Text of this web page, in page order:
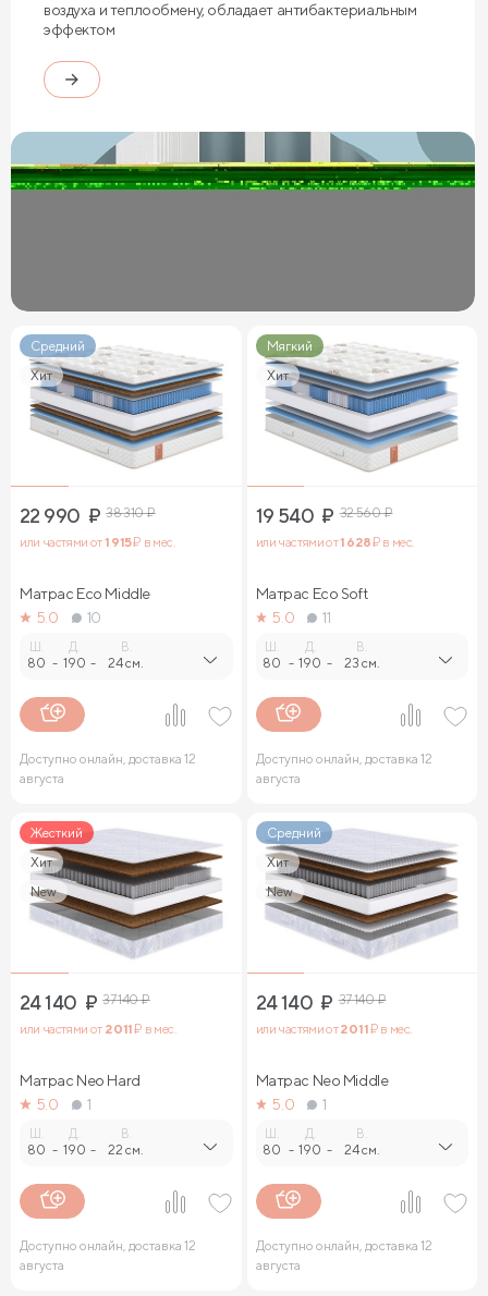
воздуха и теплообмену, обладает антибактериальным
эффектом
Средний
Хит
22 990 ₽ 38 310₽
или частями от1 915₽ в мес.
Матрас Eco Middle
5.0
10
80 -
Д.
190 -
В.
24 см.
Доступно онлайн, доставка 12
августа
Мягкий
Хит
19 540 ₽ 32 560₽
или частями от1 628₽ в мес.
Матрас Eco Soft
5.0
11
80 -
Д.
190 -
В.
23 см.
Доступно онлайн, доставка 12
августа
Жесткий
Хит
New
24 140 ₽ 37 140₽
или частями от 2 011₽ в мес.
Матрас Neo Hard
5.0
1
80 -
Д.
190 -
В.
22 см.
Доступно онлайн, доставка 12
августа
Средний
Хит
New
24 140 ₽ 37 140₽
или частями от2 011₽ в мес.
Матрас Neo Middle
5.0
1
80 -
Д.
190 -
В.
24 см.
Доступно онлайн, доставка 12
августа